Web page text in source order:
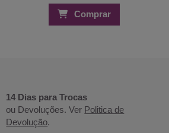
Comprar
14 Dias para Trocas
ou Devoluções. Ver Politica de
Devolução.